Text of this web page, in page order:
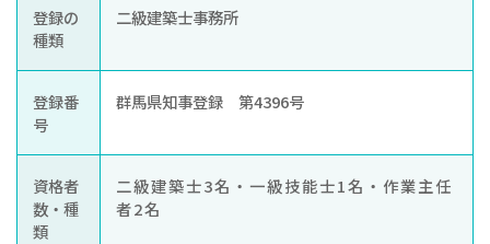
登録の
種類
二級建築士事務所
登録番
号
群馬県知事登録 第4396号
資格者
数・種
類
二級建築士3名・一級技能士1名・作業主任
者2名